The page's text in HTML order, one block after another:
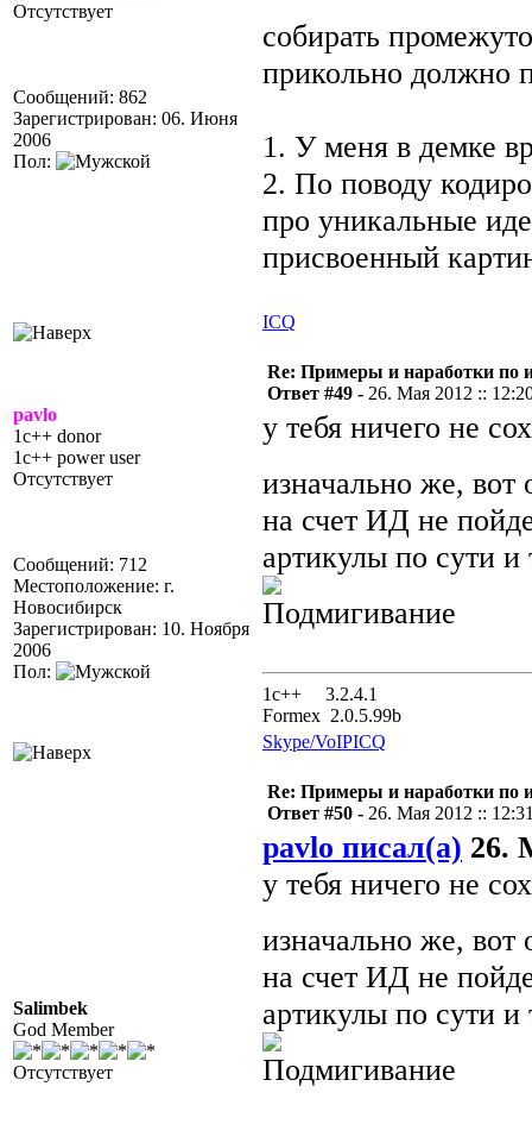
Отсутствует
Сообщений: 862
Зарегистрирован: 06. Июня
2006
Пол:
собирать
прикольно должно
1. У меня в демке
2. По поводу
про уникальные
присвоенный
ICQ
pavlo
1c++ donor
1c++ power user
Отсутствует
Сообщений: 712
Местоположение: г.
Новосибирск
Зарегистрирован: 10. Ноября
2006
Пол:
Re: Примеры и наработки по
Ответ #49 - 26. Мая 2012 ::
у тебя ничего не
изначально же, вот
на счет ИД не
артикулы по сути
1с++ 3.2.4.1
Formex 2.0.5.99b
Skype/VoIPICQ
Salimbek
God Member
Отсутствует
Re: Примеры и наработки по
Ответ #50 - 26. Мая 2012 ::
pavlo писал(а) 26.
у тебя ничего не
изначально же, вот
на счет ИД не
артикулы по сути